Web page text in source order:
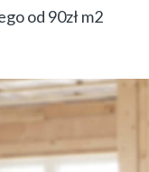
od 90zł m2